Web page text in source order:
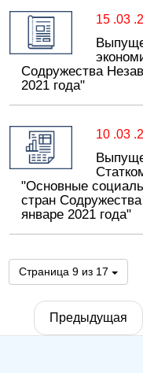
15 .03
Содружества
2021 года"
10 .03
"Основные
стран
январе 2021 года"
Страница 9 из 17
Предыдущая